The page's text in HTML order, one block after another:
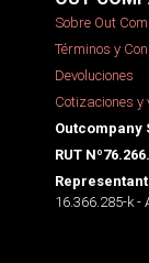
Sobre Out
Términos y
Devoluciones
Cotizaciones
Outcompany
RUT
16.366.285-k -